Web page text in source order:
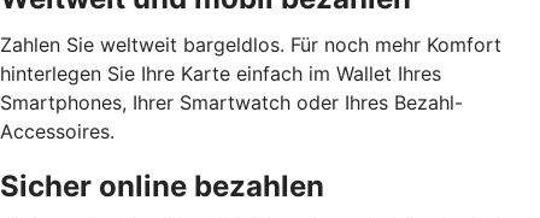
Zahlen Sie weltweit bargeldlos. Für noch mehr Komfort
hinterlegen Sie Ihre Karte einfach im Wallet Ihres
Smartphones, Ihrer Smartwatch oder Ihres Bezahl-
Accessoires.
Sicher online bezahlen